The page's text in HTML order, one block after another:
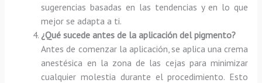
sugerencias basadas en las tendencias y en lo que
mejor se adapta a ti.
¿Qué sucede antes de la aplicación del pigmento?
Antes de comenzar la aplicación, se aplica una crema
anestésica en la zona de las cejas para minimizar
cualquier molestia durante el procedimiento. Esto